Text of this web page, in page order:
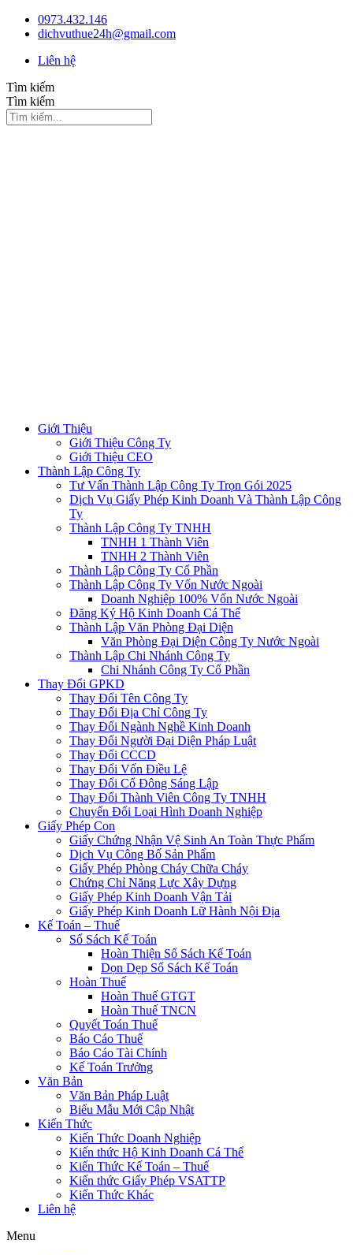
Chuyển
dung
0973.432.146
dichvuthue24h@gmail.com
Liên hệ
Tìm kiếm
Tìm kiếm
Giới Thiệu
Giới Thiệu Công Ty
Giới Thiệu CEO
Thành Lập Công Ty
Tư Vấn Thành Lập Công Ty Trọn Gói 2025
Dịch Vụ Giấy Phép Kinh Doanh Và Thành Lập Công
Ty
Thành Lập Công Ty TNHH
TNHH 1 Thành Viên
TNHH 2 Thành Viên
Thành Lập Công Ty Cổ Phần
Thành Lập Công Ty Vốn Nước Ngoài
Doanh Nghiệp 100% Vốn Nước Ngoài
Đăng Ký Hộ Kinh Doanh Cá Thể
Thành Lập Văn Phòng Đại Diện
Văn Phòng Đại Diện Công Ty Nước Ngoài
Thành Lập Chi Nhánh Công Ty
Chi Nhánh Công Ty Cổ Phần
Thay Đổi GPKD
Thay Đổi Tên Công Ty
Thay Đổi Địa Chỉ Công Ty
Thay Đổi Ngành Nghề Kinh Doanh
Thay Đổi Người Đại Diện Pháp Luật
Thay Đổi CCCD
Thay Đổi Vốn Điều Lệ
Thay Đổi Cổ Đông Sáng Lập
Thay Đổi Thành Viên Công Ty TNHH
Chuyển Đổi Loại Hình Doanh Nghiệp
Giấy Phép Con
Giấy Chứng Nhận Vệ Sinh An Toàn Thực Phẩm
Dịch Vụ Công Bố Sản Phẩm
Giấy Phép Phòng Cháy Chữa Cháy
Chứng Chỉ Năng Lực Xây Dựng
Giấy Phép Kinh Doanh Vận Tải
Giấy Phép Kinh Doanh Lữ Hành Nội Địa
Kế Toán – Thuế
Sổ Sách Kế Toán
Hoàn Thiện Sổ Sách Kế Toán
Dọn Dẹp Sổ Sách Kế Toán
Hoàn Thuế
Hoàn Thuế GTGT
Hoàn Thuế TNCN
Quyết Toán Thuế
Báo Cáo Thuế
Báo Cáo Tài Chính
Kế Toán Trưởng
Văn Bản
Văn Bản Pháp Luật
Biểu Mẫu Mới Cập Nhật
Kiến Thức
Kiến Thức Doanh Nghiệp
Kiến thức Hộ Kinh Doanh Cá Thể
Kiến Thức Kế Toán – Thuế
Kiến thức Giấy Phép VSATTP
Kiến Thức Khác
Liên hệ
Menu